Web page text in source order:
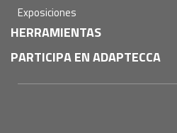
Exposiciones
HERRAMIENTAS
PARTICIPA EN ADAPTECCA